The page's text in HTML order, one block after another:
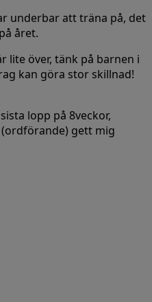
underbar att träna på, det
året.
lite över, tänk på barnen i
kan göra stor skillnad!
lopp på 8veckor,
gett mig